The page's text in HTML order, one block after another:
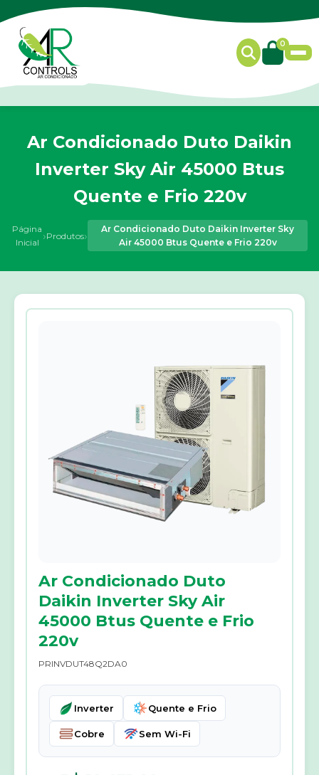
0
Ar Condicionado Duto Daikin
Inverter Sky Air 45000 Btus
Quente e Frio 220v
Página
Inicial ›Produtos›
Ar Condicionado Duto Daikin Inverter Sky
Air 45000 Btus Quente e Frio 220v
Ar Condicionado Duto
Daikin Inverter Sky Air
45000 Btus Quente e Frio
220v
PRINVDUT48Q2DA0
Inverter Quente e Frio
Cobre Sem Wi-Fi